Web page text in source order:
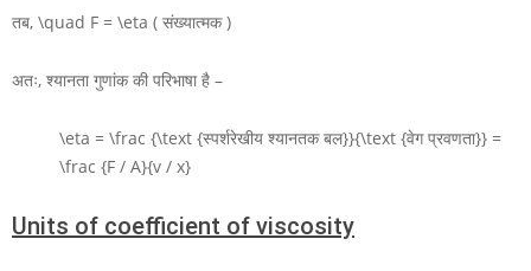
तब, \quad F = \eta ( संख्यात्मक )
अतः, श्यानता गुणांक की परिभाषा है –
\eta = \frac {\text {स्पर्शरेखीय श्यानतक बल}}{\text {वेग प्रवणता}} =
\frac {F / A}{v / x}
Units of coefficient of viscosity